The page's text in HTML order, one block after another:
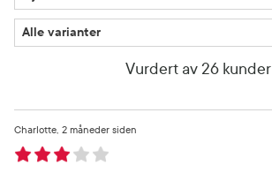
Vurdert av 26 kunder
2 måneder siden
Charlotte